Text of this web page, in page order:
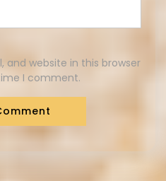
and website in this browser
I comment.